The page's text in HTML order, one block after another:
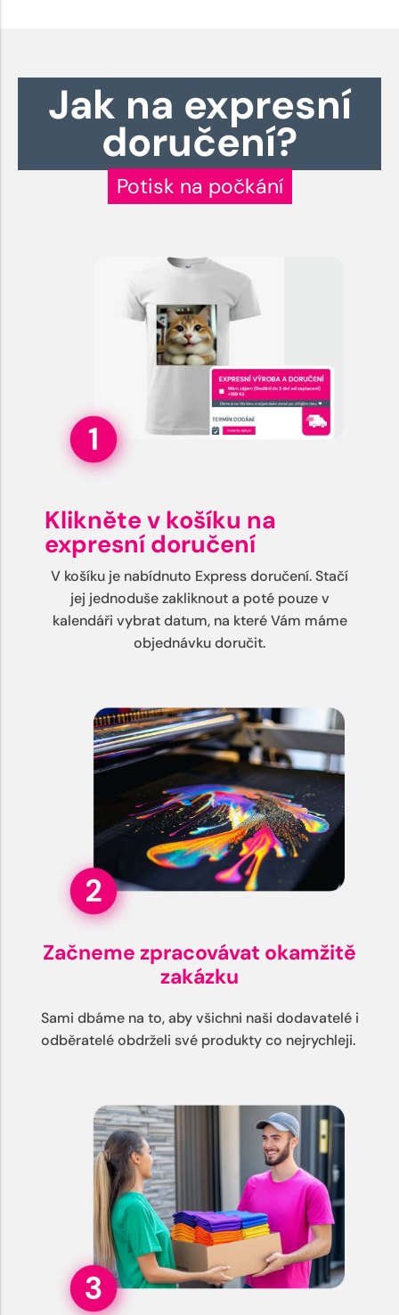
Jak na expresní
doručení?
Potisk na počkání
Klikněte v košíku na
expresní doručení
V košíku je nabídnuto Express doručení. Stačí
jej jednoduše zakliknout a poté pouze v
kalendáři vybrat datum, na které Vám máme
objednávku doručit.
Začneme zpracovávat okamžitě
zakázku
Sami dbáme na to, aby všichni naši dodavatelé i
odběratelé obdrželi své produkty co nejrychleji.